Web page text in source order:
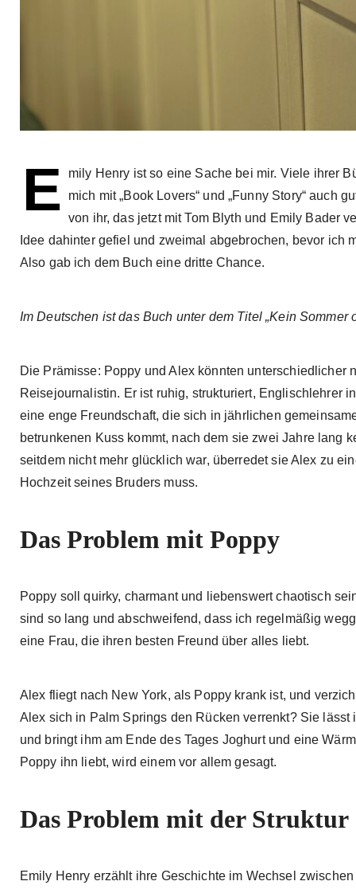
E
mily Henry ist so eine Sache bei mir. Viele ihrer
mich mit „Book Lovers“ und „Funny Story“ auch
von ihr, das jetzt mit Tom Blyth und Emily Bader
Idee dahinter gefiel und zweimal abgebrochen, bevor ich
Also gab ich dem Buch eine dritte Chance.
Im Deutschen ist das Buch unter dem Titel „Kein Sommer
Die Prämisse: Poppy und Alex könnten
Reisejournalistin. Er ist ruhig, strukturiert, Englischlehrer
eine enge Freundschaft, die sich in jährlichen
betrunkenen Kuss kommt, nach dem sie zwei Jahre lang
seitdem nicht mehr glücklich war, überredet sie Alex zu
Hochzeit seines Bruders muss.
Das Problem mit Poppy
Poppy soll quirky, charmant und liebenswert chaotisch
sind so lang und abschweifend, dass ich regelmäßig
eine Frau, die ihren besten Freund über alles liebt.
Alex fliegt nach New York, als Poppy krank ist, und
Alex sich in Palm Springs den Rücken verrenkt? Sie
und bringt ihm am Ende des Tages Joghurt und eine
Poppy ihn liebt, wird einem vor allem gesagt.
Das Problem mit der Struktur
Emily Henry erzählt ihre Geschichte im Wechsel